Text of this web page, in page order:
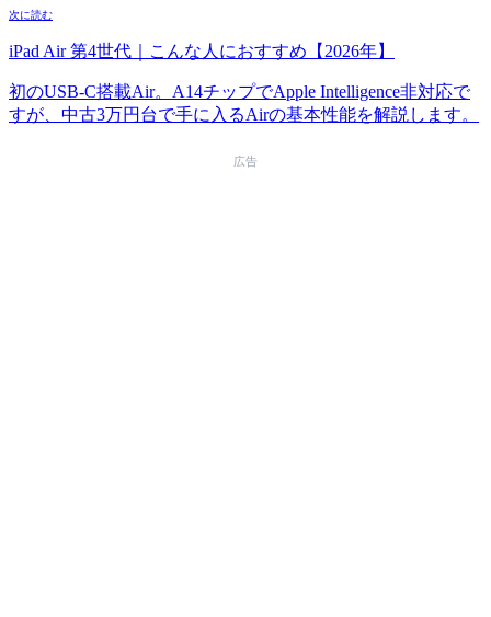
次に読む
iPad Air 第4世代｜こんな人におすすめ【2026年】
初のUSB-C搭載Air。A14チップでApple Intelligence非対応で
すが、中古3万円台で手に入るAirの基本性能を解説します。
広告